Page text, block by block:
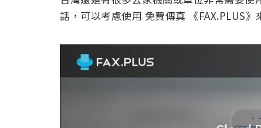
話，可以考慮使用 免費傳真 《FAX.PLUS》